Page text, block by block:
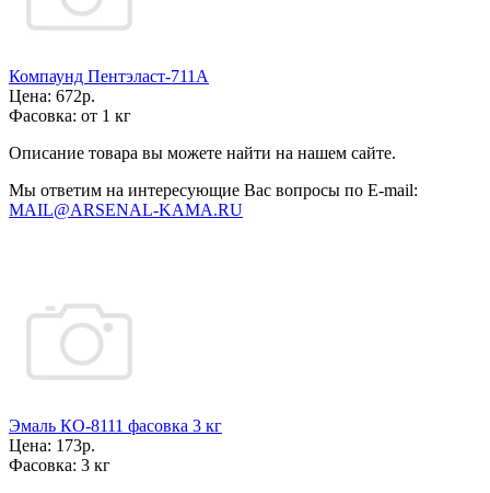
Компаунд Пентэласт-711А
Цена: 672р.
Фасовка: от 1 кг
Описание товара вы можете найти на нашем сайте.
Мы ответим на интересующие Вас вопросы по E-mail:
MAIL@ARSENAL-KAMA.RU
Эмаль КО-8111 фасовка 3 кг
Цена: 173р.
Фасовка: 3 кг